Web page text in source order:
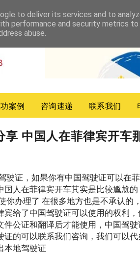
案例 咨询速递 联系我们
中国人在菲律宾开车
驶证，如果你有中国驾驶证可以在
人在菲律宾开车其实是比较尴尬
你办理了 在很多地方也是不承认的
给了中国驾驶证可以使用的权利
公证和翻译后才能使用，中国驾
的可以联系我们咨询，我们可以
本地驾驶证
to deliver its services and to
performance and security metrics
abuse.